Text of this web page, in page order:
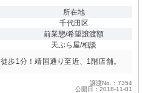
所在地
千代田区
前業態/希望譲渡額
天ぷら屋/相談
歩1分！靖国通り至近、1階店舗。
譲渡No.：7354
公開日：2018-11-01